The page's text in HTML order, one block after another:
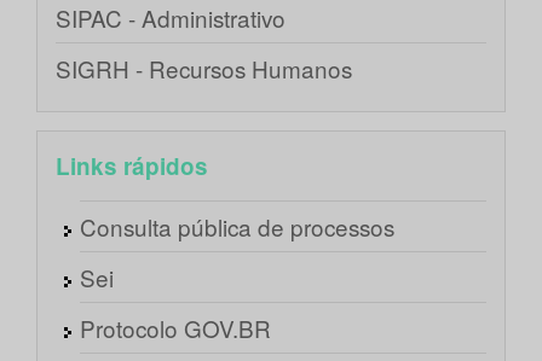
SIPAC - Administrativo
SIGRH - Recursos Humanos
Links rápidos
Consulta pública de processos
Sei
Protocolo GOV.BR